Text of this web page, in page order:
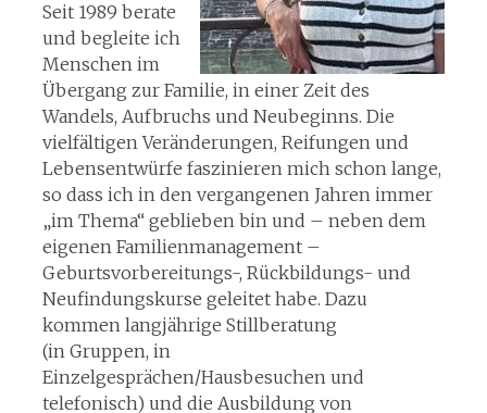
Seit 1989 berate
und begleite ich
Menschen im
Übergang zur Familie, in einer Zeit des
Wandels, Aufbruchs und Neubeginns. Die
vielfältigen Veränderungen, Reifungen und
Lebensentwürfe faszinieren mich schon lange,
so dass ich in den vergangenen Jahren immer
„im Thema“ geblieben bin und – neben dem
eigenen Familienmanagement –
Geburtsvorbereitungs-, Rückbildungs- und
Neufindungskurse geleitet habe. Dazu
kommen langjährige Stillberatung
(in Gruppen, in
Einzelgesprächen/Hausbesuchen und
telefonisch) und die Ausbildung von